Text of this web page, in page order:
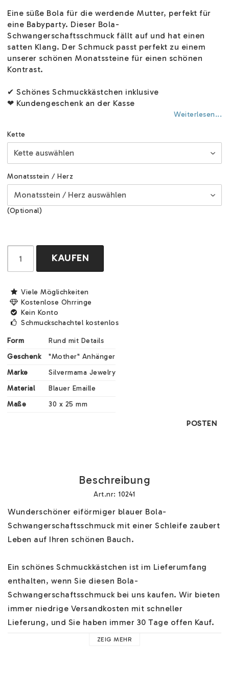
Eine süße Bola für die werdende Mutter, perfekt für
eine Babyparty. Dieser Bola-
Schwangerschaftsschmuck fällt auf und hat einen
satten Klang. Der Schmuck passt perfekt zu einem
unserer schönen Monatssteine für einen schönen
Kontrast.
✔ Schönes Schmuckkästchen inklusive
❤ Kundengeschenk an der Kasse
Weiterlesen...
Kette
Monatsstein / Herz
(Optional)
KAUFEN
Viele Möglichkeiten
Kostenlose Ohrringe
Kein Konto
Schmuckschachtel kostenlos
Form
Rund mit Details
Geschenk
"Mother" Anhänger
Marke
Silvermama Jewelry
Material
Blauer Emaille
Maße
30 x 25 mm
POSTEN
Beschreibung
Art.nr: 10241
Wunderschöner eiförmiger blauer Bola-
Schwangerschaftsschmuck mit einer Schleife zaubert
Leben auf Ihren schönen Bauch.
Ein schönes Schmuckkästchen ist im Lieferumfang
enthalten, wenn Sie diesen Bola-
Schwangerschaftsschmuck bei uns kaufen. Wir bieten
immer niedrige Versandkosten mit schneller
Lieferung, und Sie haben immer 30 Tage offen Kauf.
ZEIG MEHR